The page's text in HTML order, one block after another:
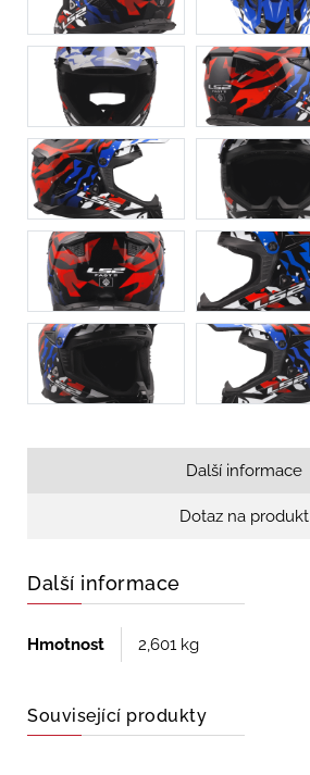
Další informace
Dotaz na produkt
Další informace
Hmotnost 2,601 kg
Související produkty